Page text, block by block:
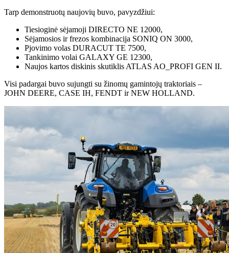
Tarp demonstruotų naujovių buvo, pavyzdžiui:
Tiesioginė sėjamoji DIRECTO NE 12000,
Sėjamosios ir frezos kombinacija SONIQ ON 3000,
Pjovimo volas DURACUT TE 7500,
Tankinimo volai GALAXY GE 12300,
Naujos kartos diskinis skutiklis ATLAS AO_PROFI GEN II.
Visi padargai buvo sujungti su žinomų gamintojų traktoriais –
JOHN DEERE, CASE IH, FENDT ir NEW HOLLAND.